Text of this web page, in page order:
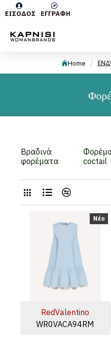
ΕΊΣΟΔΟΣ ΕΓΓΡΑΦΉ
Home
Βραδινά
φορέματα
coctail
Νέο
RedValentino
WR0VACA94RM